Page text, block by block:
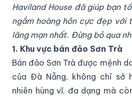
Haviland House đã giúp bạn
ngắm hoàng hôn cực đẹp với
lãng mạn nhất. Đừng bỏ qua
1. Khu vực bán đảo Sơn Trà
Bán đảo Sơn Trà được mệnh
của Đà Nẵng, không chỉ sở
nhiên hùng vĩ, đa dạng mà